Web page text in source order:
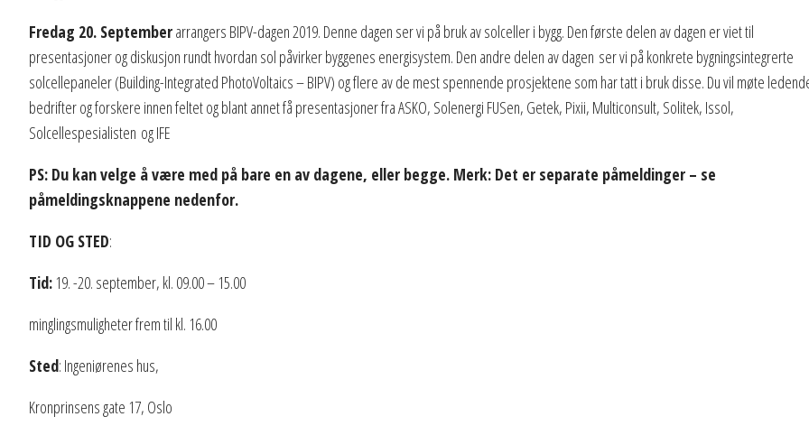
Fredag 20. Septemberarrangers BIPV-dagen 2019. Denne dagen ser vi på bruk av solceller i bygg. Den første delen av dagen er viet til
presentasjoner og diskusjon rundt hvordan sol påvirker byggenes energisystem. Den andre delen av dagen ser vi på konkrete bygningsintegrerte
solcellepaneler (Building-Integrated PhotoVoltaics – BIPV) og flere av de mest spennende prosjektene som har tatt i bruk disse. Du vil møte
bedrifter og forskere innen feltet og blant annet få presentasjoner fra ASKO, Solenergi FUSen, Getek, Pixii, Multiconsult, Solitek, Issol,
Solcellespesialisten og IFE
PS: Du kan velge å være med på bare en av dagene, eller begge. Merk: Det er separate påmeldinger – se
påmeldingsknappene nedenfor.
TID OG STED:
Tid: 19. -20. september, kl. 09.00 – 15.00
minglingsmuligheter frem til kl. 16.00
Sted: Ingeniørenes hus,
Kronprinsens gate 17, Oslo